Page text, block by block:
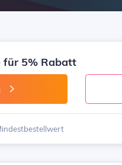
für 5% Rabatt